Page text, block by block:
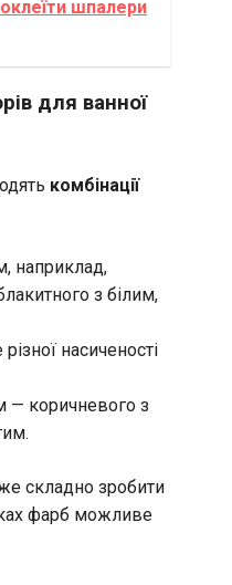
шпалери
для ванної
комбінації
наприклад,
з білим,
насиченості
— коричневого з
складно зробити
фарб можливе